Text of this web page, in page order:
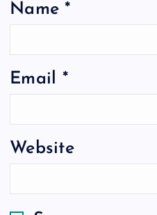
Name*
Email *
Website